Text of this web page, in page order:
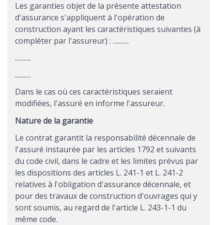
Les garanties objet de la présente attestation
d'assurance s'appliquent à l'opération de
construction ayant les caractéristiques suivantes (à
compléter par l'assureur) : ...........
...........
...........
Dans le cas où ces caractéristiques seraient
modifiées, l'assuré en informe l'assureur.
Nature de la garantie
Le contrat garantit la responsabilité décennale de
l'assuré instaurée par les articles 1792 et suivants
du code civil, dans le cadre et les limites prévus par
les dispositions des articles L. 241-1 et L. 241-2
relatives à l'obligation d'assurance décennale, et
pour des travaux de construction d'ouvrages qui y
sont soumis, au regard de l'article L. 243-1-1 du
même code.